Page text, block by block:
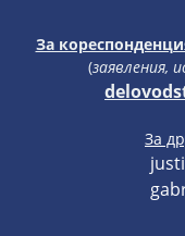
За
(заявления,
За